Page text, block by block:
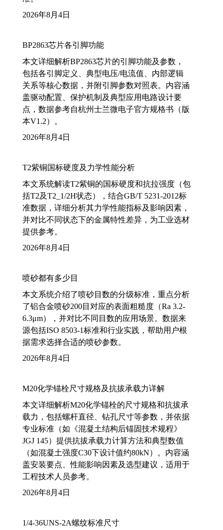
2026年8月4日
BP2863芯片各引脚功能
本文详细解析BP2863芯片的引脚功能及参数，
包括各引脚定义、典型电压/电流值、内部逻辑
关系等核心数据，并附引脚参数对照表。内容涵
盖驱动配置、保护机制及典型应用电路设计要
点，数据参考自杭州士兰微电子官方规格书（版
本V1.2）。
2026年8月4日
T2紫铜国标硬度及力学性能分析
本文系统解读T2紫铜的国标硬度和抗拉强度（包
括T2及T2_1/2H状态），结合GB/T 5231-2012标
准数据，详细分析其力学性能指标及影响因素，
并对比不同状态下的金属特性差异，为工业选材
提供参考。
2026年8月4日
喷砂都有多少目
本文系统介绍了喷砂目数的分级标准，重点分析
了铝合金喷砂200目对应的表面粗糙度（Ra 3.2-
6.3μm），并对比不同目数的应用场景。数据来
源包括ISO 8503-1标准和行业实践，帮助用户根
据需求选择合适的喷砂参数。
2026年8月4日
M20化学锚栓尺寸规格及抗拔承载力详解
本文详细解析M20化学锚栓的尺寸规格和抗拔承
载力，包括螺杆直径、钻孔尺寸等参数，并依据
专业标准（如《混凝土结构后锚固技术规程》
JGJ 145）提供抗拔承载力计算方法和典型数值
（如混凝土强度C30下设计值约80kN）。内容涵
盖安装要点、性能影响因素及选型建议，适用于
工程技术人员参考。
2026年8月4日
1/4-36UNS-2A螺纹标准尺寸